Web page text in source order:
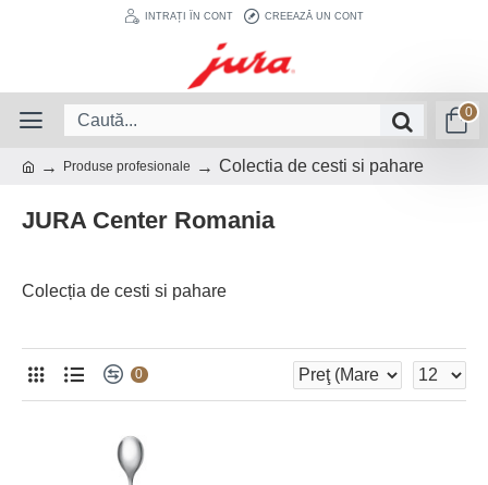
INTRAȚI ÎN CONT CREEAZĂ UN CONT
0
Produse profesionale Colectia de cesti si pahare
JURA Center Romania
Colecția de cesti si pahare
0